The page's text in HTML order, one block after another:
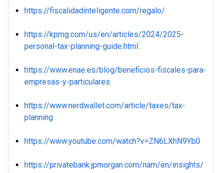
https://fiscalidadinteligente.com/regalo/
https://kpmg.com/us/en/articles/2024/2025-
personal-tax-planning-guide.html
https://www.enae.es/blog/beneficios-fiscales-para-
empresas-y-particulares
https://www.nerdwallet.com/article/taxes/tax-
planning
https://www.youtube.com/watch?v=ZN6LXhN9Yb0
https://privatebank.jpmorgan.com/nam/en/insights/